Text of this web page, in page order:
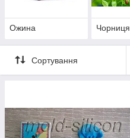
Ожина Чорниця
Сортування